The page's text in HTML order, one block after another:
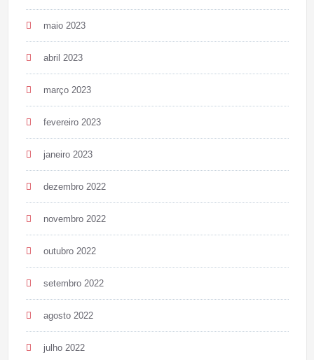
maio 2023
abril 2023
março 2023
fevereiro 2023
janeiro 2023
dezembro 2022
novembro 2022
outubro 2022
setembro 2022
agosto 2022
julho 2022